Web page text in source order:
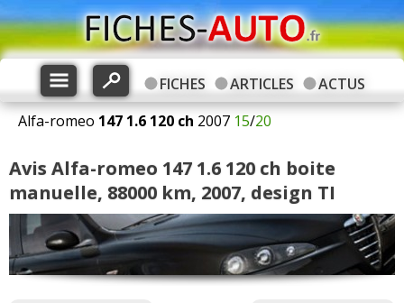
FICHES ARTICLES
ACTUS
Alfa-romeo 147 1.6 120 ch 2007 15/20
Avis Alfa-romeo 147 1.6 120 ch boite
manuelle, 88000 km, 2007, design TI